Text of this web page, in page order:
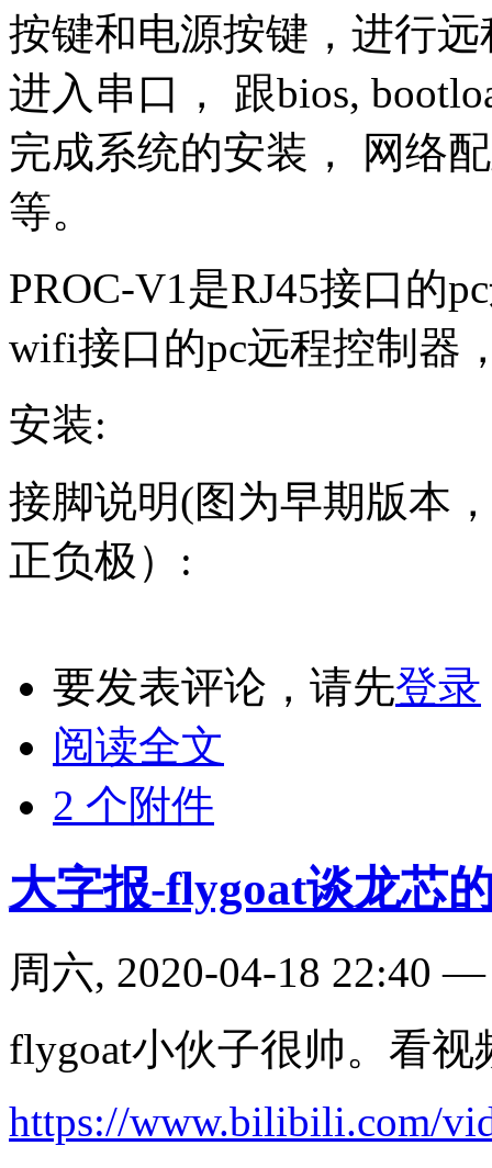
按键和电源按键，进行
进入串口， 跟bios,
完成系统的安装， 网络
等。
PROC-V1是RJ45接口的
wifi接口的pc远程控制器
安装:
接脚说明(图为早期版本
正负极）:
要发表评论，请先登录
阅读全文
2 个附件
大字报-flygoat谈龙芯
周六, 2020-04-18 22:40
flygoat小伙子很帅。看视
https://www.bilibili.com/